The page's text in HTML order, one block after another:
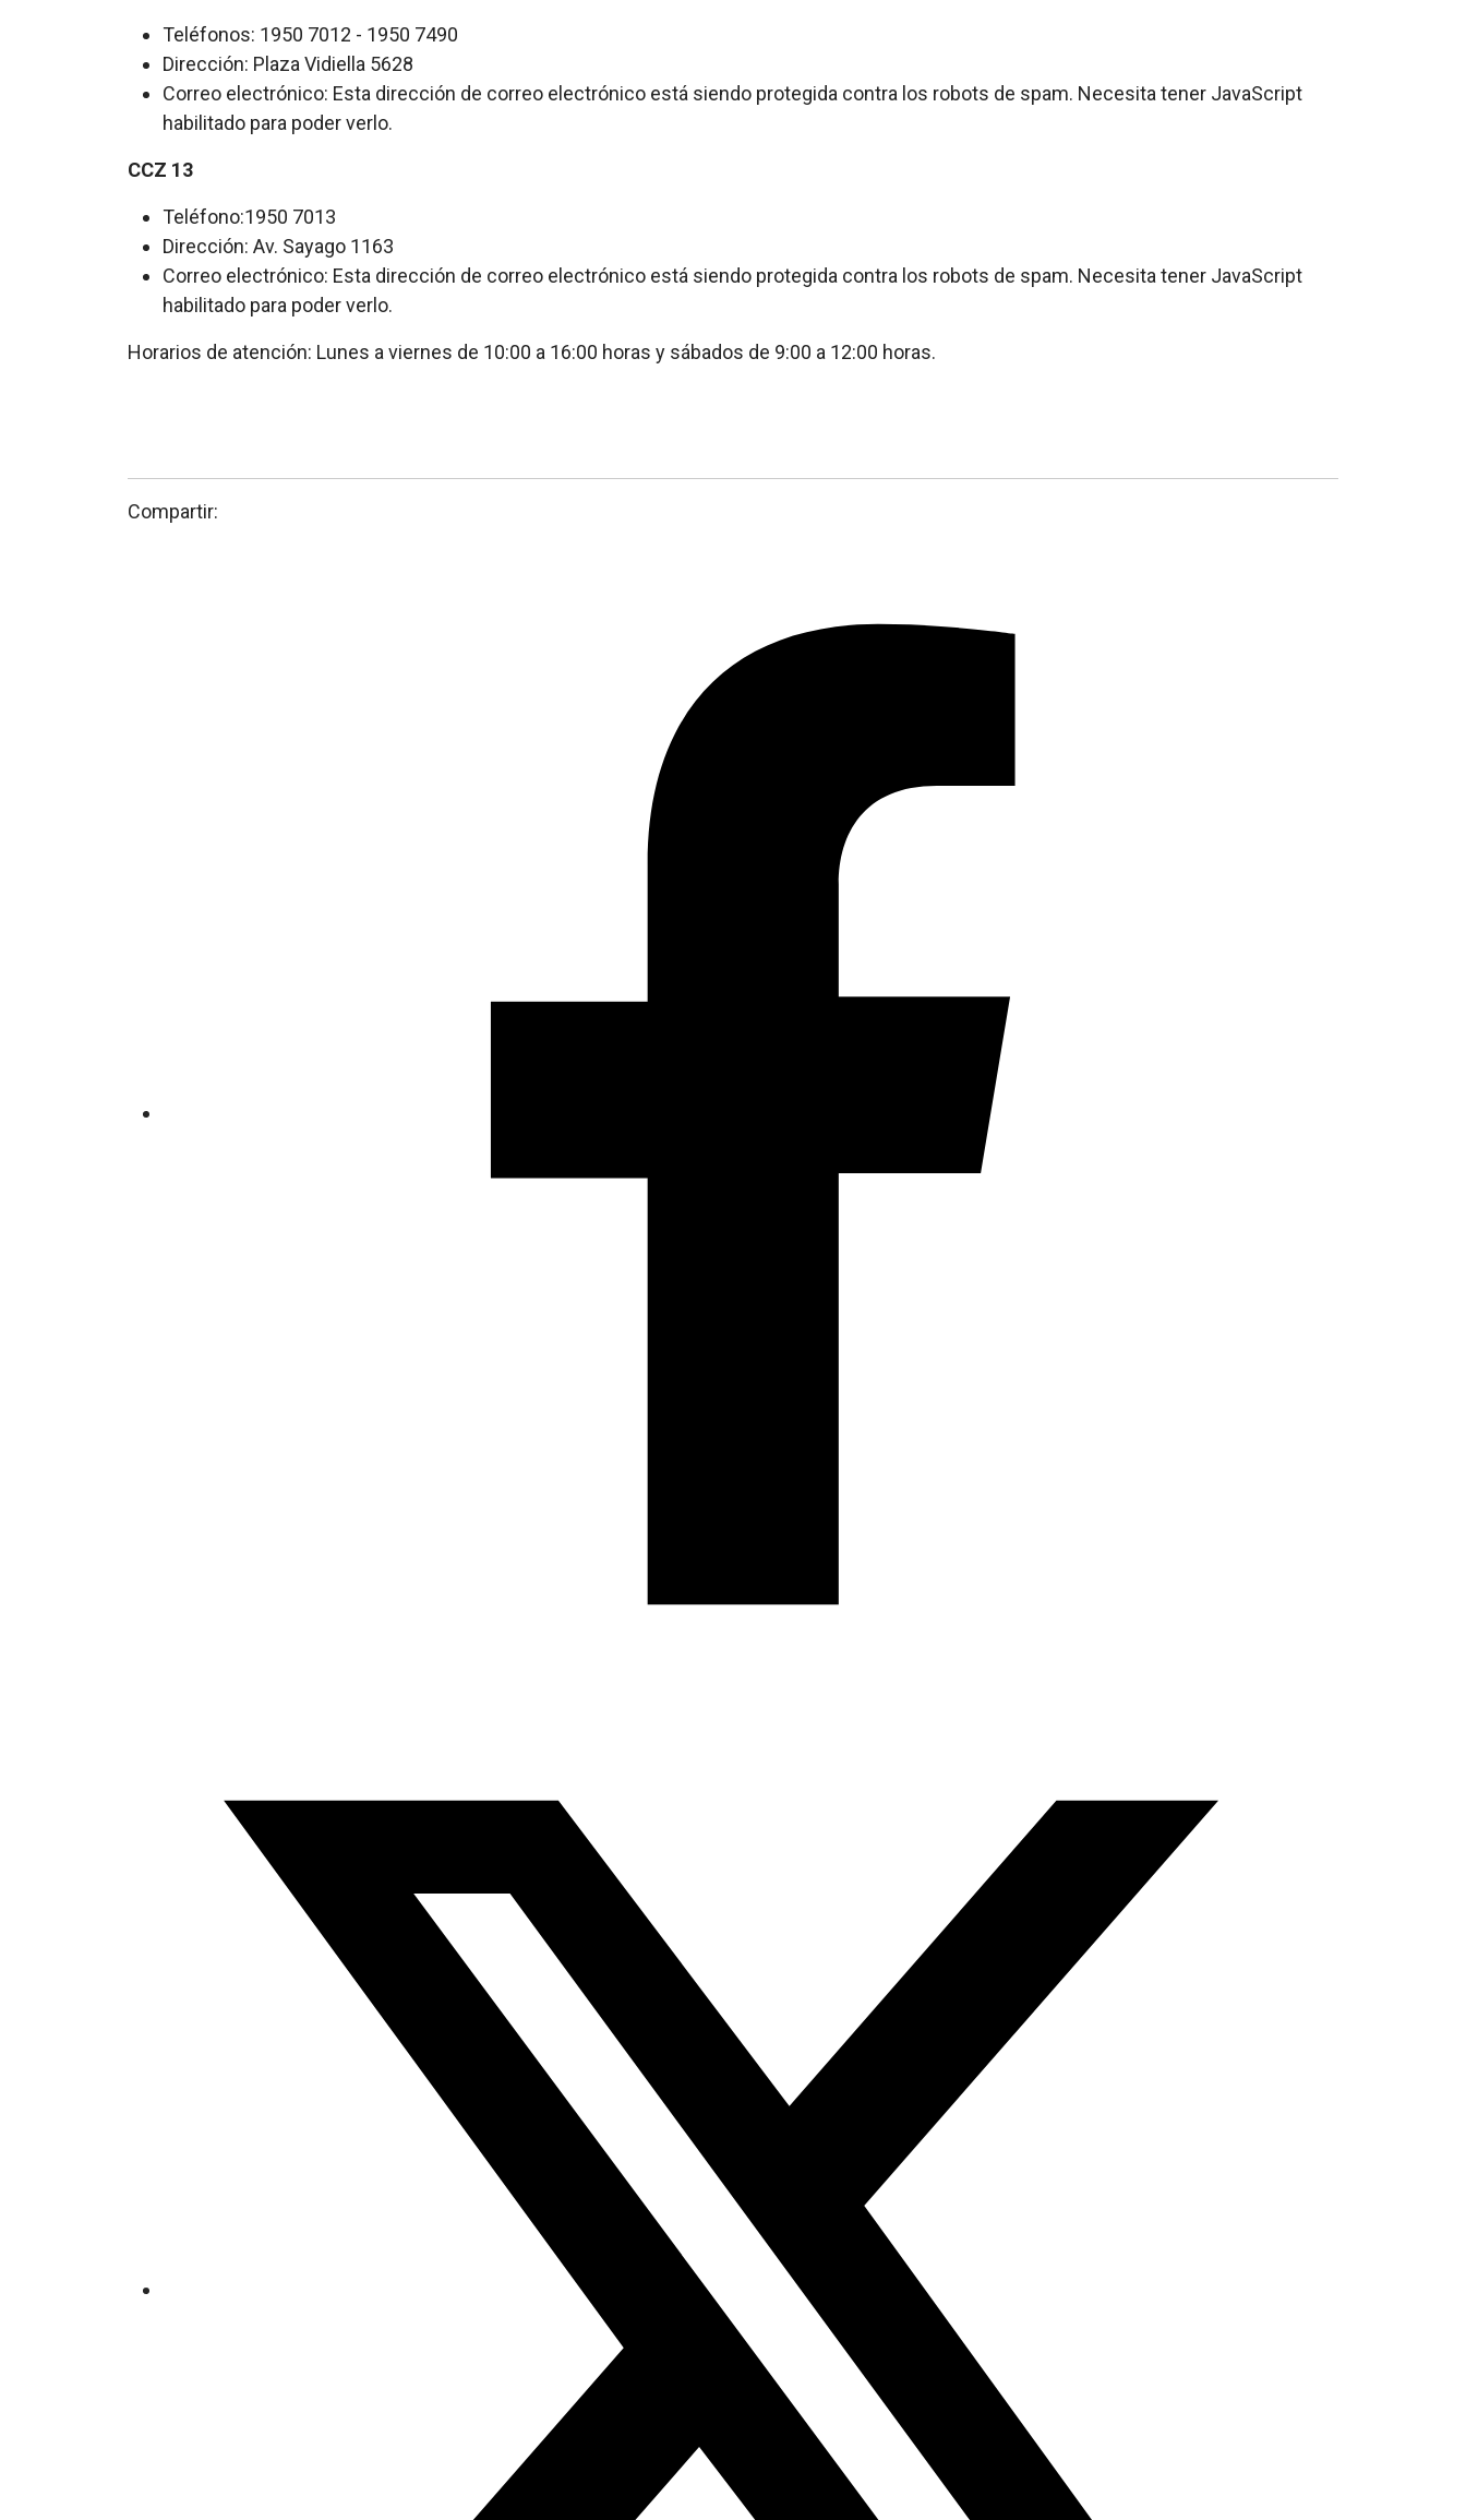
Teléfonos: 1950 7012 - 1950 7490
Dirección: Plaza Vidiella 5628
Correo electrónico: Esta dirección de correo electrónico está siendo protegida contra los robots de spam. Necesita tener JavaScript
habilitado para poder verlo.
CCZ 13
Teléfono:1950 7013
Dirección: Av. Sayago 1163
Correo electrónico: Esta dirección de correo electrónico está siendo protegida contra los robots de spam. Necesita tener JavaScript
habilitado para poder verlo.
Horarios de atención: Lunes a viernes de 10:00 a 16:00 horas y sábados de 9:00 a 12:00 horas.
Compartir: